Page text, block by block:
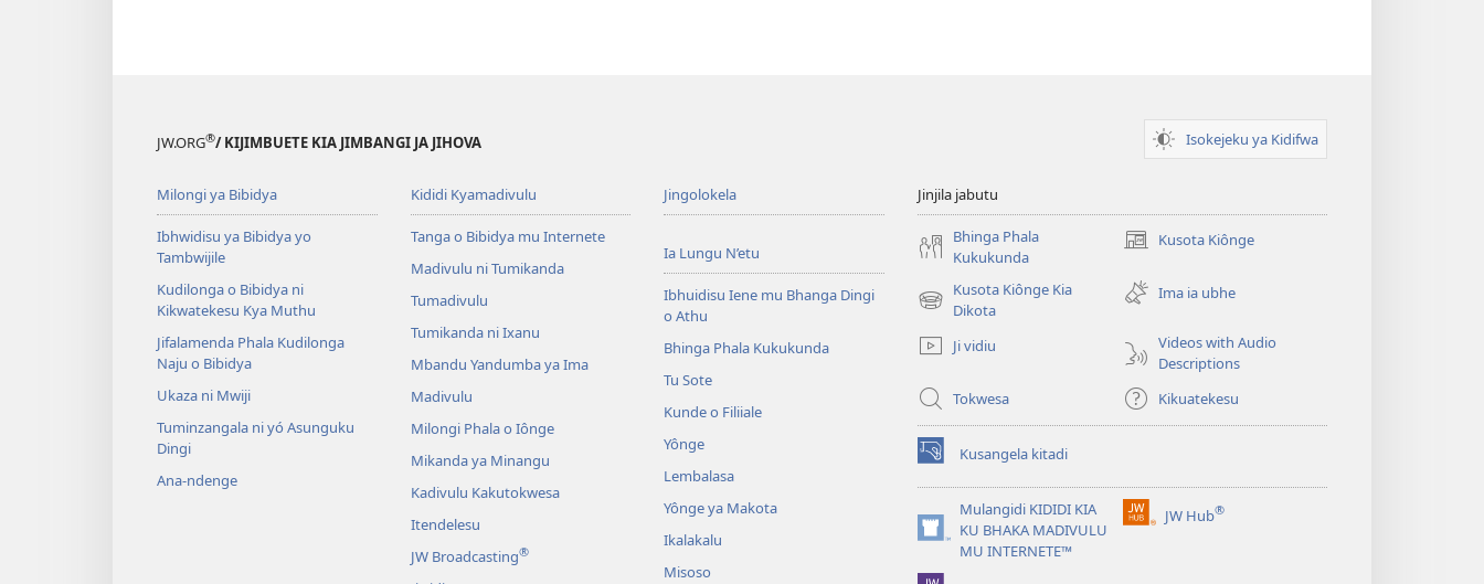
JW.ORG®/ KIJIMBUETE KIA JIMBANGI JA JIHOVA Isokejeku ya Kidifwa
Milongi ya Bibidya
Ibhwidisu ya Bibidya yo
Tambwijile
Kudilonga o Bibidya ni
Kikwatekesu Kya Muthu
Jifalamenda Phala Kudilonga
Naju o Bibidya
Ukaza ni Mwiji
Tuminzangala ni yó Asunguku
Dingi
Ana-ndenge
Kididi Kyamadivulu
Tanga o Bibidya mu Internete
Madivulu ni Tumikanda
Tumadivulu
Tumikanda ni Ixanu
Mbandu Yandumba ya Ima
Madivulu
Milongi Phala o Iônge
Mikanda ya Minangu
Kadivulu Kakutokwesa
Itendelesu
JW Broadcasting®
Jingolokela
Ia Lungu N’etu
Ibhuidisu Iene mu Bhanga Dingi
o Athu
Bhinga Phala Kukukunda
Tu Sote
Kunde o Filiiale
Yônge
Lembalasa
Yônge ya Makota
Ikalakalu
Misoso
Jinjila jabutu
Bhinga Phala
Kukukunda
Kusota Kiônge
(opens
window)
Kusota Kiônge Kia
Dikota
(opens
window)
Ima ia ubhe
Ji vidiu
Videos with Audio
Descriptions
Tokwesa
Kikuatekesu
Kusangela kitadi
(opens
new
window)Mulangidi KIDIDI KIA
KU BHAKA MADIVULU
MU INTERNETE™
(opens
JW Hub®
(opens